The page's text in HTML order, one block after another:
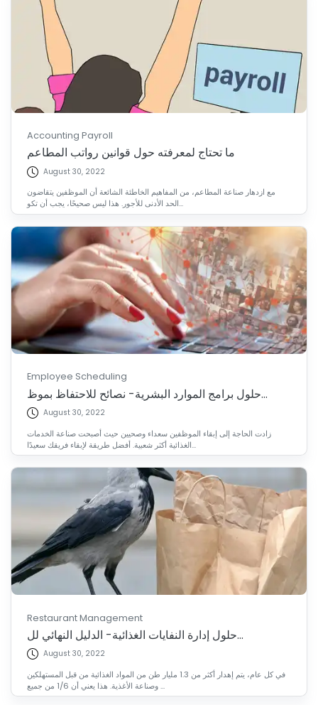
Accounting Payroll
ما تحتاج لمعرفته حول قوانين رواتب المطاعم
August 30, 2022
مع ازدهار صناعة المطاعم، من المفاهيم الخاطئة الشائعة أن الموظفين يتقاضون
الحد الأدنى للأجور. هذا ليس صحيحًا، يجب أن تكو...
Employee Scheduling
حلول برامج الموارد البشرية- نصائح للاحتفاظ بموظ...
August 30, 2022
زادت الحاجة إلى إبقاء الموظفين سعداء وصحيين حيث أصبحت صناعة الخدمات
الغذائية أكثر شعبية. أفضل طريقة لإبقاء فريقك سعيدًا...
Restaurant Management
حلول إدارة النفايات الغذائية- الدليل النهائي لل...
August 30, 2022
في كل عام، يتم إهدار أكثر من 1.3 مليار طن من المواد الغذائية من قبل المستهلكين
وصناعة الأغذية. هذا يعني أن 1/6 من جميع ...